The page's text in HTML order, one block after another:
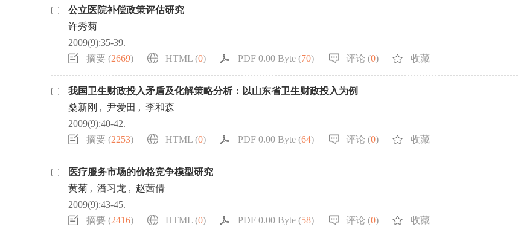
公立医院补偿政策评估研究
许秀菊
2009(9):35-39.
摘要 (2669) HTML (0) PDF 0.00 Byte (70) 评论 (0) 收藏
我国卫生财政投入矛盾及化解策略分析：以山东省卫生财政投入为例
桑新刚 , 尹爱田 , 李和森
2009(9):40-42.
摘要 (2253) HTML (0) PDF 0.00 Byte (64) 评论 (0) 收藏
医疗服务市场的价格竞争模型研究
黄菊 , 潘习龙 , 赵茜倩
2009(9):43-45.
摘要 (2416) HTML (0) PDF 0.00 Byte (58) 评论 (0) 收藏